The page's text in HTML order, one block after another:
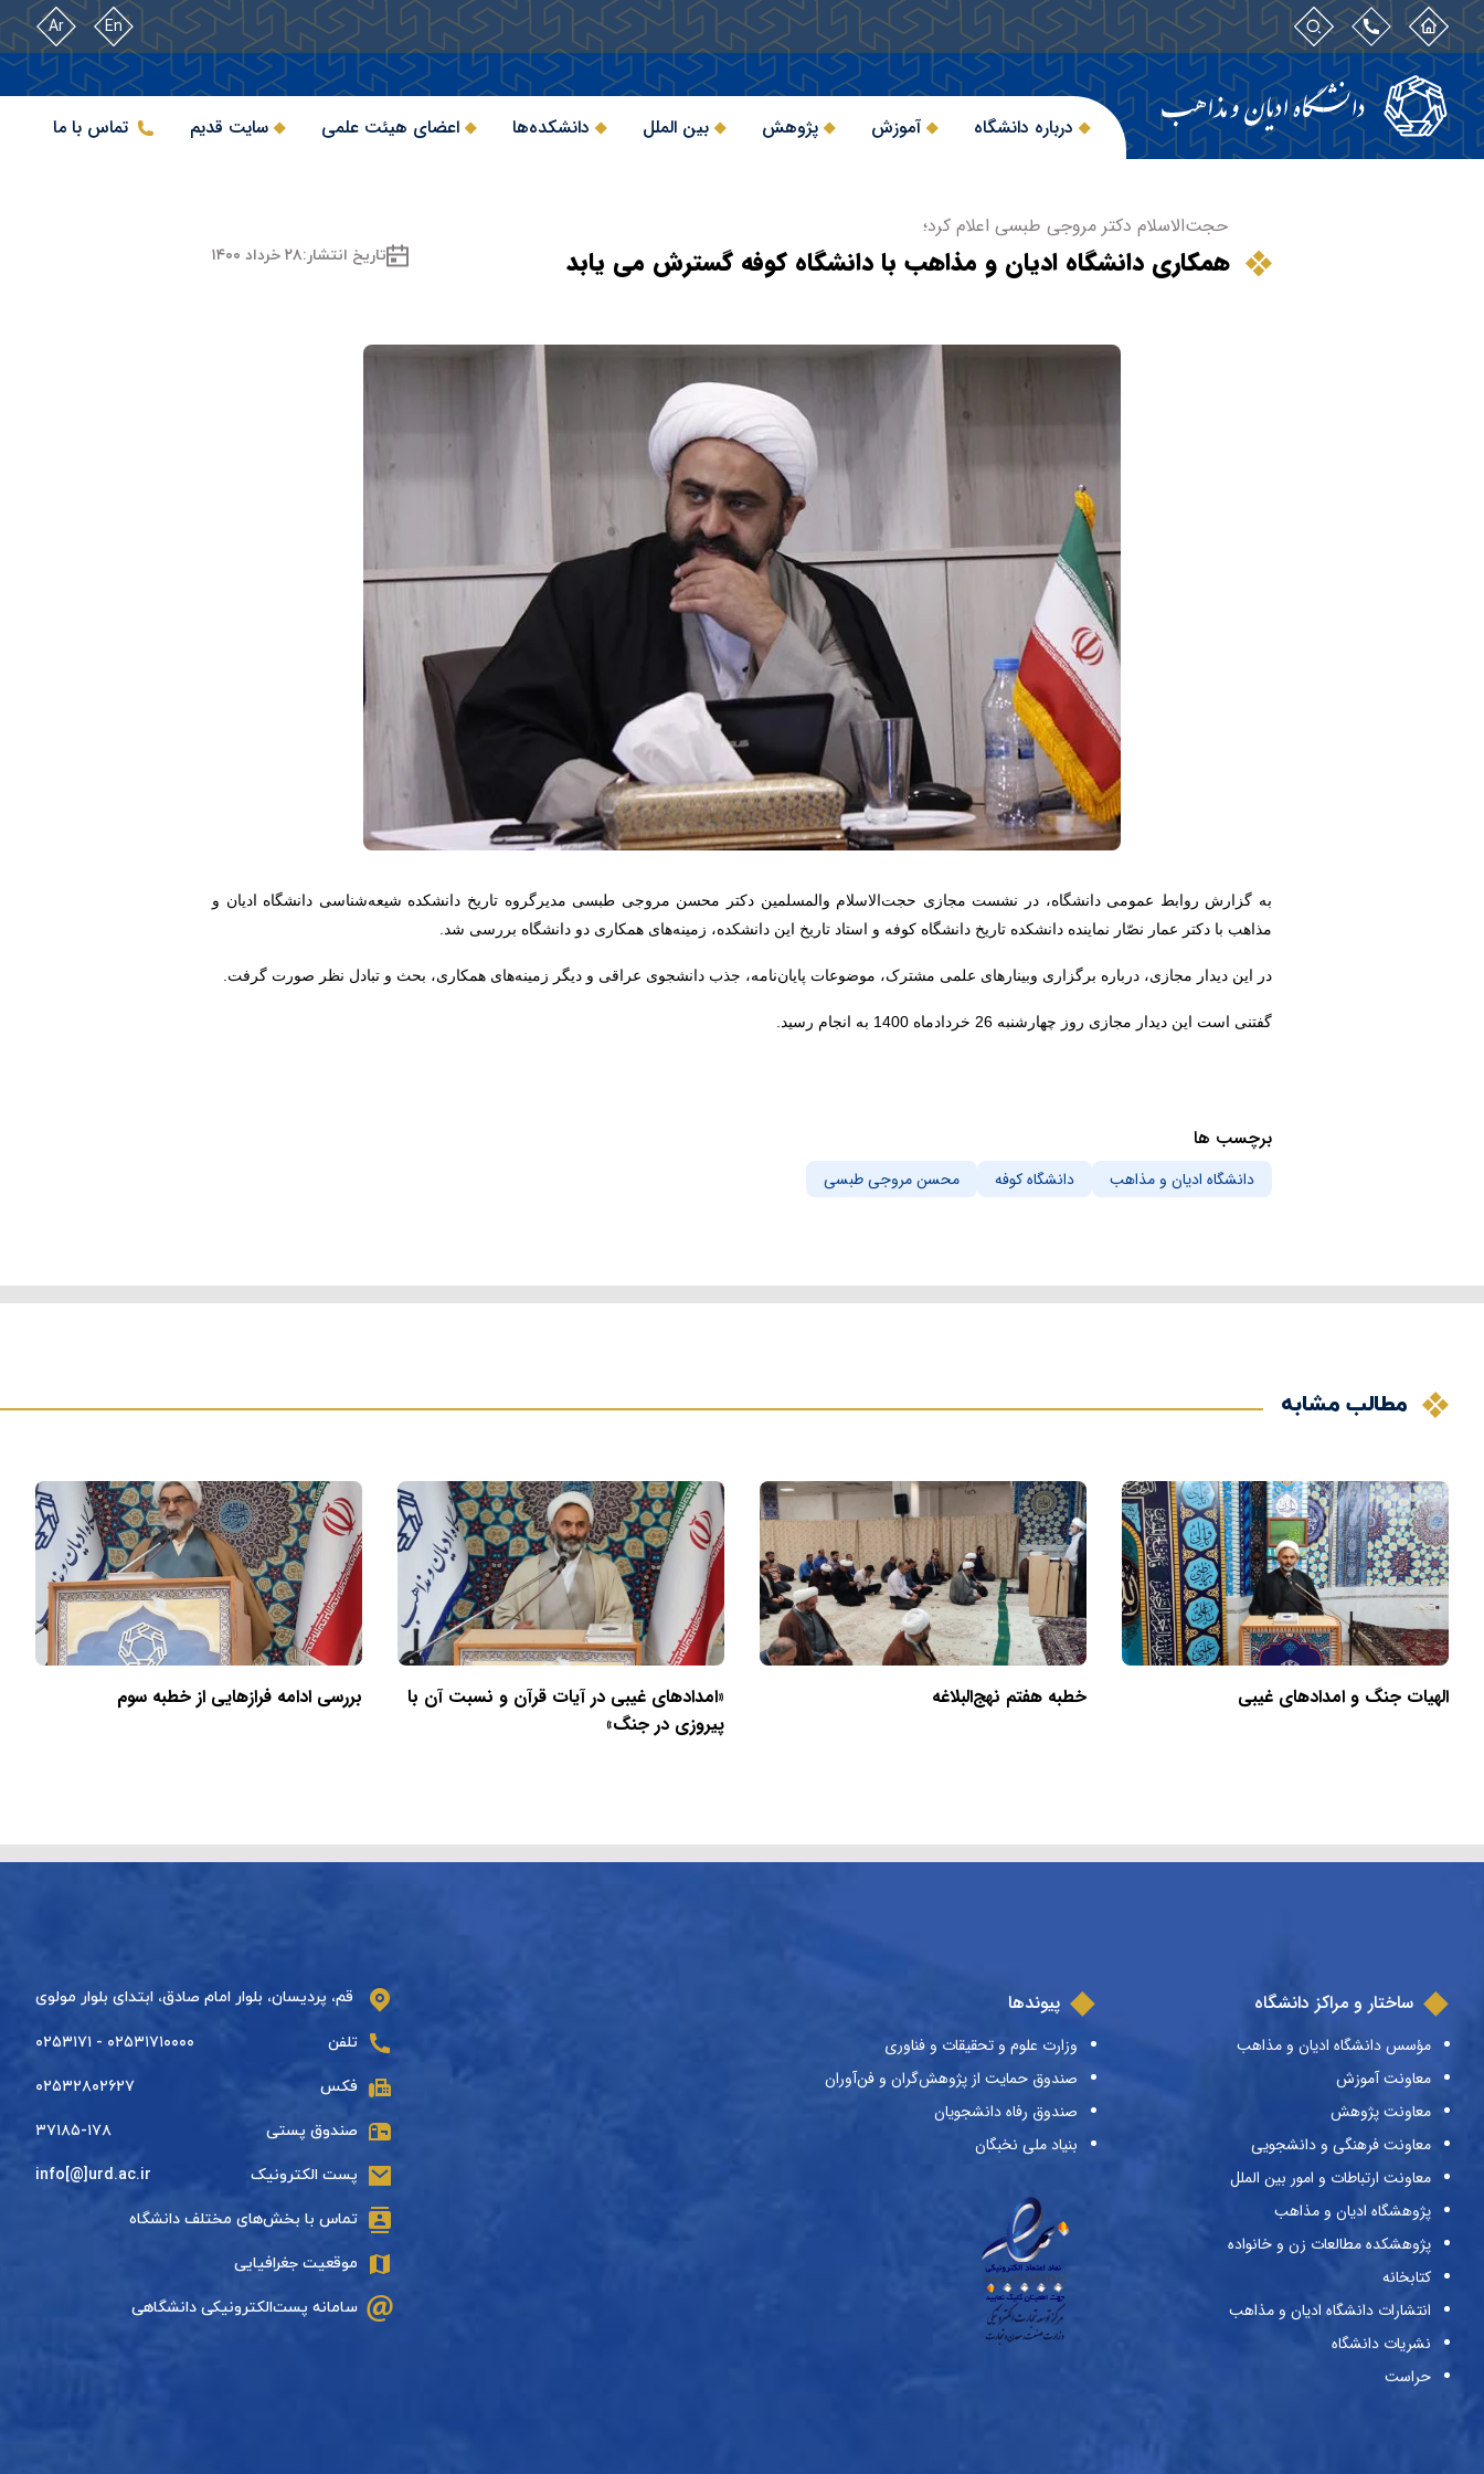
En
Ar
درباره دانشگاه آموزش پژوهش بین الملل دانشکده‌ها اعضای هیئت علمی سایت قدیم تماس با ما
حجت‌الاسلام دکتر مروجی طبسی اعلام کرد؛
همکاری دانشگاه ادیان و مذاهب با دانشگاه کوفه گسترش می یابد تاریخ انتشار:۲۸ خرداد ۱۴۰۰
به گزارش روابط عمومی دانشگاه، در نشست مجازی حجت‌الاسلام والمسلمین دکتر محسن مروجی طبسی مدیرگروه تاریخ دانشکده شیعه‌شناسی دانشگاه ادیان و
مذاهب با دکتر عمار نصّار نماینده دانشکده تاریخ دانشگاه کوفه و استاد تاریخ این دانشکده، زمینه‌های همکاری دو دانشگاه بررسی شد.
در این دیدار مجازی، درباره برگزاری وبینارهای علمی مشترک، موضوعات پایان‌نامه، جذب دانشجوی عراقی و دیگر زمینه‌های همکاری، بحث و تبادل نظر صورت گرفت.
گفتنی است این دیدار مجازی روز چهارشنبه 26 خردادماه 1400 به انجام رسید.
برچسب ها
دانشگاه ادیان و مذاهب دانشگاه کوفه محسن مروجی طبسی
مطالب مشابه
الهیات جنگ و امدادهای غیبی خطبه هفتم نهج‌البلاغه
«امدادهای غیبی در آیات قرآن و نسبت آن با
پیروزی در جنگ»
بررسی ادامه فرازهایی از خطبه سوم
ساختار و مراکز دانشگاه
مؤسس دانشگاه ادیان و مذاهب
معاونت آموزش
معاونت پژوهش
معاونت فرهنگی و دانشجویی
معاونت ارتباطات و امور بین الملل
پژوهشگاه ادیان و مذاهب
پژوهشکده مطالعات زن و خانواده
کتابخانه
انتشارات دانشگاه ادیان و مذاهب
نشریات دانشگاه
حراست
پیوندها
وزارت علوم و تحقیقات و فناوری
صندوق حمایت از پژوهش‌گران و فن‌آوران
صندوق رفاه دانشجویان
بنیاد ملی نخبگان
قم، پردیسان، بلوار امام صادق، ابتدای بلوار مولوی
تلفن ۰۲۵۳۱۷۱۰۰۰۰ - ۰۲۵۳۱۷۱
فکس ۰۲۵۳۲۸۰۲۶۲۷
صندوق پستی ۳۷۱۸۵-۱۷۸
پست الکترونیک info[@]urd.ac.ir
تماس با بخش‌های مختلف دانشگاه
موقعیت جغرافیایی
سامانه پست‌الکترونیکی دانشگاهی